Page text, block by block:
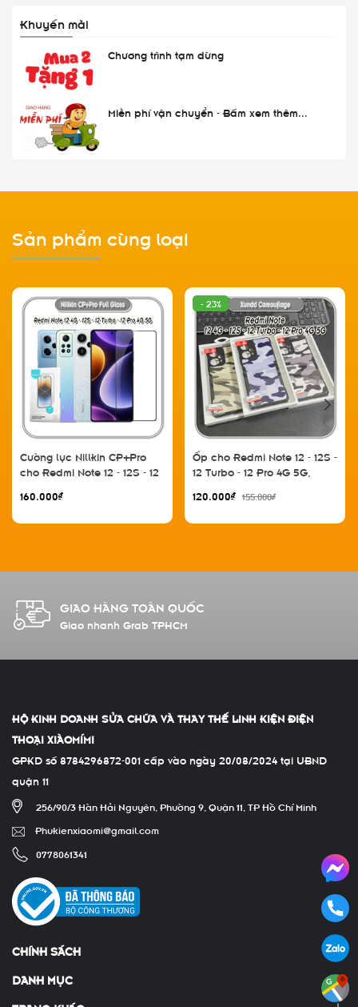
Khuyến mãi
Chương trình tạm dừng
Miễn phí vận chuyển - Bấm xem thêm...
Sản phẩm cùng loại
Cường lực Nillkin CP+Pro
cho Redmi Note 12 - 12S - 12
160.000₫
- 23%
Ốp cho Redmi Note 12 - 12S -
12 Turbo - 12 Pro 4G 5G,
chống sốc
120.000₫ 155.000₫
GIAO HÀNG TOÀN QUỐC
Giao nhanh Grab TPHCM
HỘ KINH DOANH SỬA CHỮA VÀ THAY THẾ LINH KIỆN ĐIỆN
THOẠI XIÀOMÍMI
GPKD số 8784296872-001 cấp vào ngày 20/08/2024 tại UBND
quận 11
256/90/3 Hàn Hải Nguyên, Phường 9, Quận 11, TP Hồ Chí Minh
Phukienxiaomi@gmail.com
0778061341
CHÍNH SÁCH
DANH MỤC